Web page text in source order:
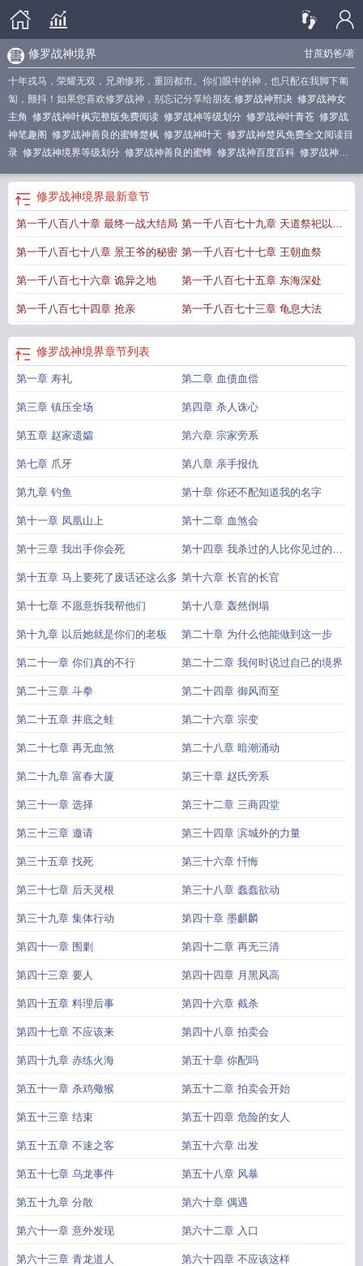
甘蔗奶爸/著
修罗战神境界
十年戎马，荣耀无双，兄弟惨死，重回都市。你们眼中的神，也只配在我脚下匍
匐，颤抖！如果您喜欢修罗战神，别忘记分享给朋友.修罗战神邢决 修罗战神女
主角 修罗战神叶枫完整版免费阅读 修罗战神等级划分 修罗战神叶青苍 修罗战
神笔趣阁 修罗战神善良的蜜蜂楚枫 修罗战神叶天 修罗战神楚风免费全文阅读目
录 修罗战神境界等级划分 修罗战神善良的蜜蜂 修罗战神百度百科 修罗战神楚
蜜蜂笔趣阁修罗武神楚枫 修罗战神刑决和秦九
战神短剧
战神叶枫免费阅读修罗战神2修罗战神楚惊蛰修罗战神图片 修罗战神百度百科
神江策丁梦妍免费阅读
修罗战神贴吧修罗战神刑决百度百科
修罗战神 修罗战
神修罗战神刑决笔趣阁修罗战神全文免费阅读修罗战神女主角有几个修罗战
观看
修罗战神江策全文免费阅读 叶青苍方嫣然修罗战神修罗战神简介修罗战
修罗战神境界最新章节
第一千八百八十章 最终一战大结局 第一千八百七十九章 天道祭祀以求
不死
第一千八百七十八章 景王爷的秘密 第一千八百七十七章 王朝血祭
第一千八百七十六章 诡异之地 第一千八百七十五章 东海深处
第一千八百七十四章 抢亲 第一千八百七十三章 龟息大法
修罗战神境界章节列表
第一章 寿礼 第二章 血债血偿
第三章 镇压全场 第四章 杀人诛心
第五章 赵家遗孀 第六章 宗家旁系
第七章 爪牙 第八章 亲手报仇
第九章 钓鱼 第十章 你还不配知道我的名字
第十一章 凤凰山上 第十二章 血煞会
第十三章 我出手你会死 第十四章 我杀过的人比你见过的还
多
第十五章 马上要死了废话还这么多 第十六章 长官的长官
第十七章 不愿意拆我帮他们 第十八章 轰然倒塌
第十九章 以后她就是你们的老板 第二十章 为什么他能做到这一步
第二十一章 你们真的不行 第二十二章 我何时说过自己的境界
第二十三章 斗拳 第二十四章 御风而至
第二十五章 井底之蛙 第二十六章 宗变
第二十七章 再无血煞 第二十八章 暗潮涌动
第二十九章 富春大厦 第三十章 赵氏旁系
第三十一章 选择 第三十二章 三商四堂
第三十三章 邀请 第三十四章 滨城外的力量
第三十五章 找死 第三十六章 忏悔
第三十七章 后天灵根 第三十八章 蠢蠢欲动
第三十九章 集体行动 第四十章 墨麒麟
第四十一章 围剿 第四十二章 再无三清
第四十三章 要人 第四十四章 月黑风高
第四十五章 料理后事 第四十六章 截杀
第四十七章 不应该来 第四十八章 拍卖会
第四十九章 赤练火海 第五十章 你配吗
第五十一章 杀鸡儆猴 第五十二章 拍卖会开始
第五十三章 结束 第五十四章 危险的女人
第五十五章 不速之客 第五十六章 出发
第五十七章 乌龙事件 第五十八章 风暴
第五十九章 分散 第六十章 偶遇
第六十一章 意外发现 第六十二章 入口
第六十三章 青龙道人 第六十四章 不应该这样